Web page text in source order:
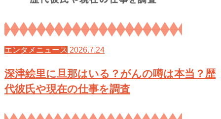
エンタメニュース 2026.7.24
深津絵里に旦那はいる？がんの噂は本当？歴
代彼氏や現在の仕事を調査